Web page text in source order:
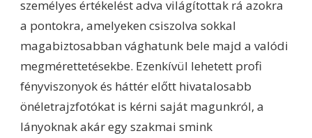
személyes értékelést adva világítottak rá azokra
a pontokra, amelyeken csiszolva sokkal
magabiztosabban vághatunk bele majd a valódi
megmérettetésekbe. Ezenkívül lehetett profi
fényviszonyok és háttér előtt hivatalosabb
önéletrajzfotókat is kérni saját magunkról, a
lányoknak akár egy szakmai smink